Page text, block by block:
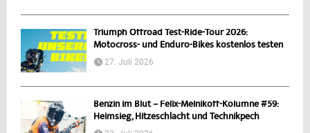
Triumph Offroad Test-Ride-Tour 2026:
Motocross- und Enduro-Bikes kostenlos testen
27. Juli 2026
Benzin im Blut – Felix-Melnikoff-Kolumne #59:
Heimsieg, Hitzeschlacht und Technikpech